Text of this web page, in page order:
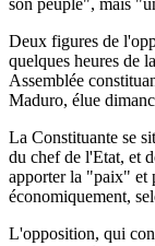
Deux figures de
quelques heures de
Assemblée
Maduro, élue
La Constituante se
du chef de l'Etat, et
apporter la "paix" et
économiquement,
L'opposition, qui